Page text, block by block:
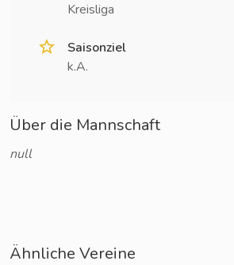
Kreisliga
Saisonziel
k.A.
Über die Mannschaft
null
Ähnliche Vereine